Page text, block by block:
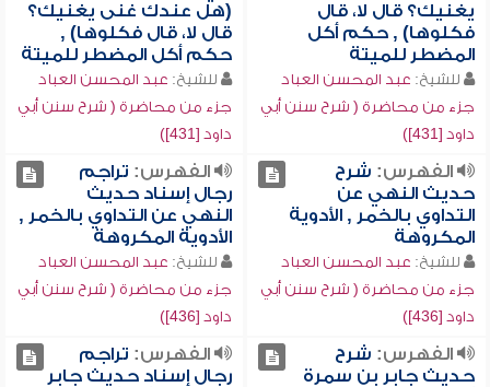
يغنيك؟ قال لا، قال
فكلوها) , حكم أكل
المضطر للميتة
للشيخ: عبد المحسن العباد
جزء من محاضرة ( شرح سنن أبي
داود [431])
(هل عندك غنى يغنيك؟
قال لا، قال فكلوها) ,
حكم أكل المضطر للميتة
للشيخ: عبد المحسن العباد
جزء من محاضرة ( شرح سنن أبي
داود [431])
الفهرس: شرح
حديث النهي عن
التداوي بالخمر , الأدوية
المكروهة
للشيخ: عبد المحسن العباد
جزء من محاضرة ( شرح سنن أبي
داود [436])
الفهرس: تراجم
رجال إسناد حديث
النهي عن التداوي بالخمر ,
الأدوية المكروهة
للشيخ: عبد المحسن العباد
جزء من محاضرة ( شرح سنن أبي
داود [436])
الفهرس: شرح
حديث جابر بن سمرة
الفهرس: تراجم
رجال إسناد حديث جابر